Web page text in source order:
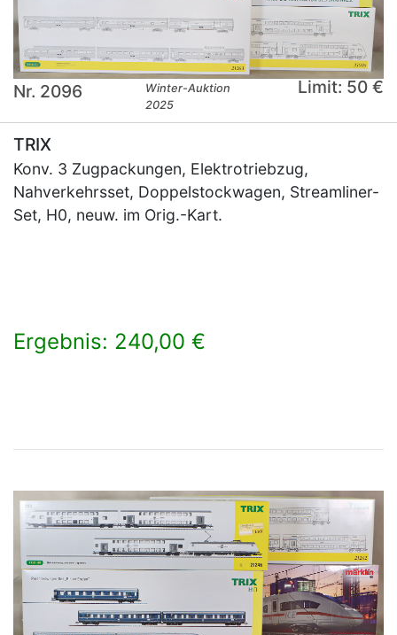
Nr. 2096
Winter-Auktion
2025
Limit: 50 €
TRIX
Konv. 3 Zugpackungen, Elektrotriebzug,
Nahverkehrsset, Doppelstockwagen, Streamliner-
Set, H0, neuw. im Orig.-Kart.
Ergebnis: 240,00 €